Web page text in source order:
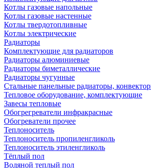
Котлы газовые напольные
Котлы газовые настенные
Котлы твердотопливные
Котлы электрические
Радиаторы
Комплектующие для радиаторов
Радиаторы алюминиевые
Радиаторы биметаллические
Радиаторы чугунные
Стальные панельные радиаторы,
Тепловое оборудование, комплектующие
Завесы тепловые
Обогрегреватели инфракрасные
Обогреватели прочее
Теплоноситель
Теплоноситель пропиленгликоль
Теплоноситель этиленгликоль
Тёплый пол
Водяной теплый пол